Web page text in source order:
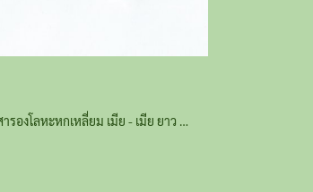
เสารองโลหะหกเหลี่ยม เมีย - เมีย ยาว 6 มม.